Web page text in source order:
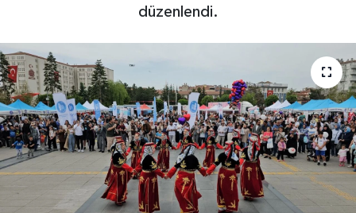
düzenlendi.
Dodurga
İskilip
Kargı
Son Dakika Haberleri
Haber Arşivi